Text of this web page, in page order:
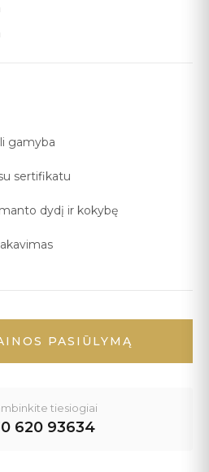
gamyba
sertifikatu
dydį ir kokybę
PASIŪLYMĄ
tiesiogiai
620 93634